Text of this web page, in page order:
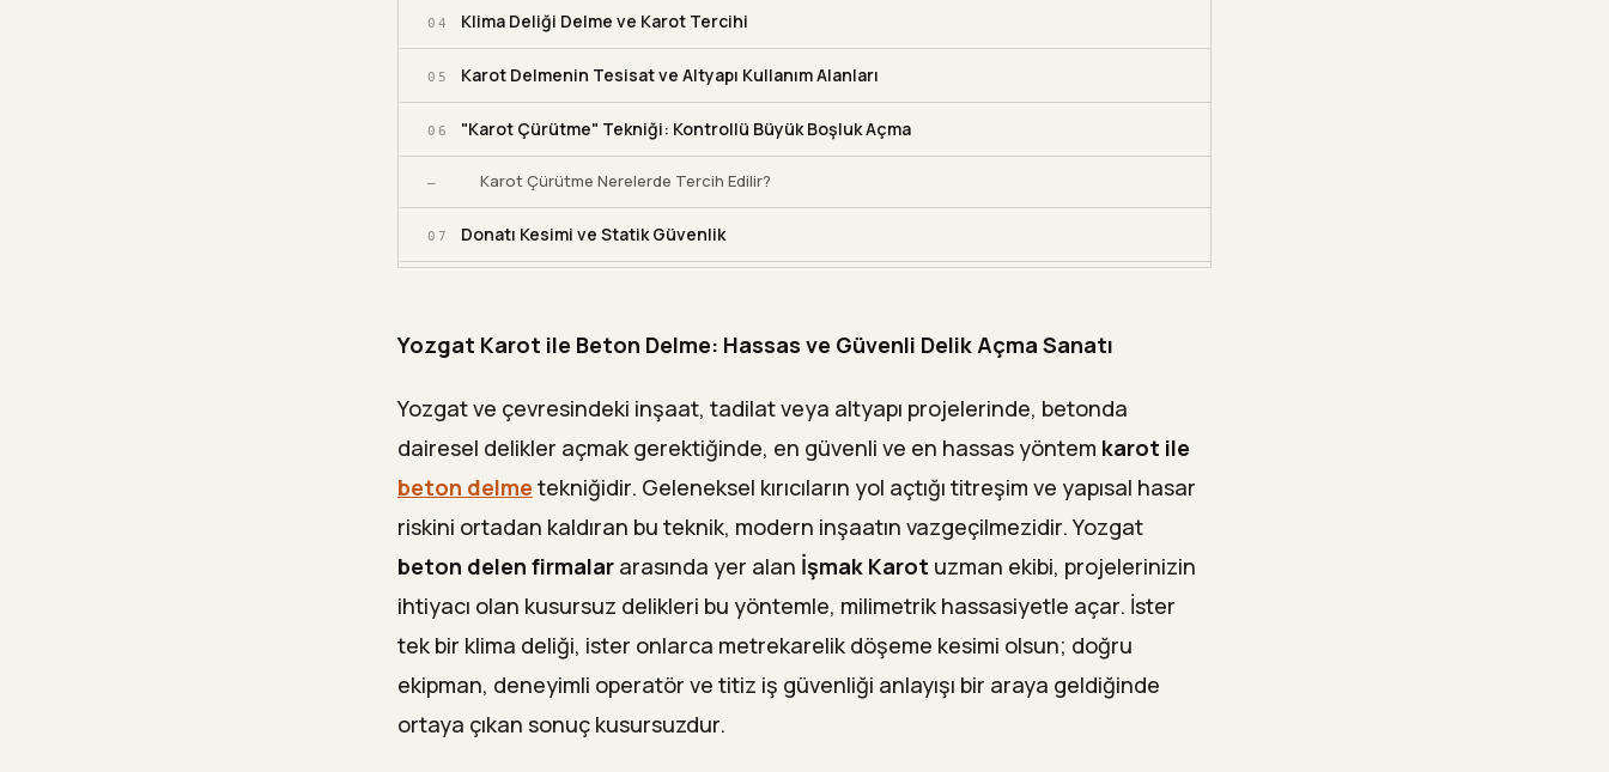
04 Klima Deliği Delme ve Karot Tercihi
05 Karot Delmenin Tesisat ve Altyapı Kullanım Alanları
06 "Karot Çürütme" Tekniği: Kontrollü Büyük Boşluk Açma
— Karot Çürütme Nerelerde Tercih Edilir?
07 Donatı Kesimi ve Statik Güvenlik
09 Yozgat'ta Hizmet Verdiğimiz Bölgeler
Yozgat Karot Firması Seçerken Önemli Kriterler
— Karot Delme Çap ve Kullanım Alanı Tablosu
11 Neden İşmak Karot?
12 Sıkça Sorulan Sorular
— Karot delme sırasında binaya zarar verir mi?
Klima deliği için ne kadar çapta delik açılır?
Yozgat Karot ile Beton Delme: Hassas ve Güvenli Delik Açma Sanatı
Yozgat ve çevresindeki inşaat, tadilat veya altyapı projelerinde, betonda
dairesel delikler açmak gerektiğinde, en güvenli ve en hassas yöntem karot ile
beton delme tekniğidir. Geleneksel kırıcıların yol açtığı titreşim ve yapısal hasar
riskini ortadan kaldıran bu teknik, modern inşaatın vazgeçilmezidir. Yozgat
beton delen firmalar arasında yer alan İşmak Karot uzman ekibi, projelerinizin
ihtiyacı olan kusursuz delikleri bu yöntemle, milimetrik hassasiyetle açar. İster
tek bir klima deliği, ister onlarca metrekarelik döşeme kesimi olsun; doğru
ekipman, deneyimli operatör ve titiz iş güvenliği anlayışı bir araya geldiğinde
ortaya çıkan sonuç kusursuzdur.